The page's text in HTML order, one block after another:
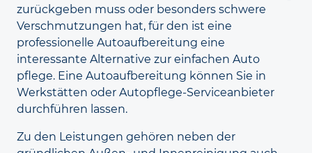
zurückgeben muss oder besonders schwere
Verschmutzungen hat, für den ist eine
professionelle Autoaufbereitung eine
interessante Alternative zur einfachen Auto
pflege. Eine Autoaufbereitung können Sie in
Werkstätten oder Autopflege-Serviceanbieter
durchführen lassen.
Zu den Leistungen gehören neben der